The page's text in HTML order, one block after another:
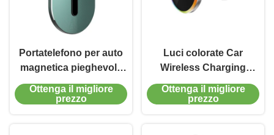
Portatelefono per auto
magnetica pieghevole
senza fili 15w Iphone
Magsafe Car Mount
Ottenga il migliore
prezzo
Luci colorate Car
Wireless Charging
Magnetic Air Vent Car
Phone Mount Holder
Ottenga il migliore
prezzo